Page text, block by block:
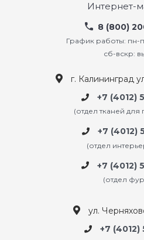
Интернет-
8 (800)
График работы: пн-
сб-вскр:
г. Калининград
+7 (4012)
(отдел тканей
+7 (4012)
(отдел
+7 (4012)
(отдел
ул.
+7 (4012)